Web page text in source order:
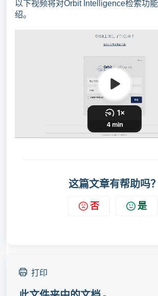
以下视频将对Orbit Intelligence检索功
绍。
这篇文章有帮助吗？
否 是
打印